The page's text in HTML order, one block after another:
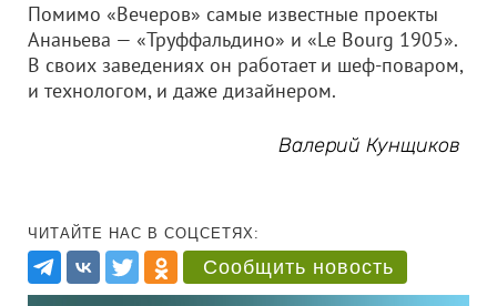
Помимо «Вечеров» самые известные проекты
Ананьева — «Труффальдино» и «Le Bourg 1905».
В своих заведениях он работает и шеф-поваром,
и технологом, и даже дизайнером.
Валерий Кунщиков
ЧИТАЙТЕ НАС В СОЦСЕТЯХ:
Сообщить новость